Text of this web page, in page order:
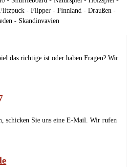
- Flipper - Finnland - Draußen -
- Skandinvavien
das richtige ist oder haben Fragen? Wir
schicken Sie uns eine E-Mail. Wir rufen